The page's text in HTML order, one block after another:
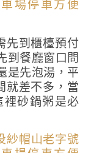
先到櫃檯預付
到餐廳窗口問
是先泡湯，平
就差不多，當
砂鍋粥是必